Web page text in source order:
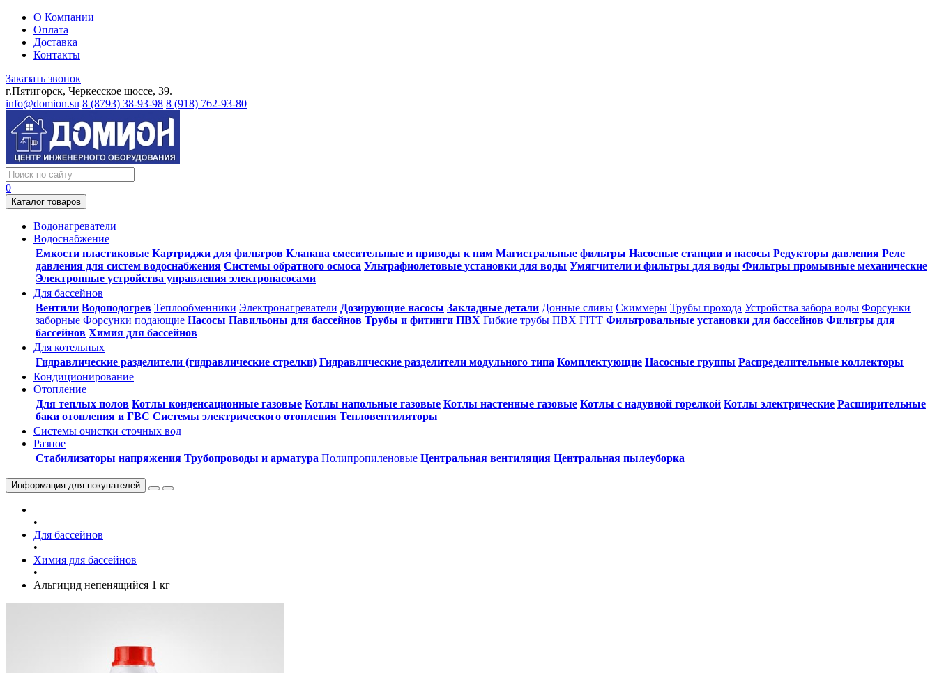
О Компании
Оплата
Доставка
Контакты
Заказать звонок
г.Пятигорск, Черкесское шоссе, 39.
info@domion.su 8 (8793) 38-93-98 8 (918) 762-93-80
0
Каталог товаров
Водонагреватели
Водоснабжение
Емкости пластиковые Картриджи для фильтров Клапана смесительные и приводы к ним Магистральные фильтры Насосные станции и насосы Редукторы давления Реле
давления для систем водоснабжения Системы обратного осмоса Ультрафиолетовые установки для воды Умягчители и фильтры для воды Фильтры промывные механические
Электронные устройства управления электронасосами
Для бассейнов
Вентили Водоподогрев Теплообменники Электронагреватели Дозирующие насосы Закладные детали Донные сливы Скиммеры Трубы прохода Устройства забора воды Форсунки
заборные Форсунки подающие Насосы Павильоны для бассейнов Трубы и фитинги ПВХ Гибкие трубы ПВХ FITT Фильтровальные установки для бассейнов Фильтры для
бассейнов Химия для бассейнов
Для котельных
Гидравлические разделители (гидравлические стрелки) Гидравлические разделители модульного типа Комплектующие Насосные группы Распределительные коллекторы
Кондиционирование
Отопление
Для теплых полов Котлы конденсационные газовые Котлы напольные газовые Котлы настенные газовые Котлы с надувной горелкой Котлы электрические Расширительные
баки отопления и ГВС Системы электрического отопления Тепловентиляторы
Системы очистки сточных вод
Разное
Стабилизаторы напряжения Трубопроводы и арматура Полипропиленовые Центральная вентиляция Центральная пылеуборка
Информация для покупателей
•
Для бассейнов
•
Химия для бассейнов
•
Альгицид непенящийся 1 кг